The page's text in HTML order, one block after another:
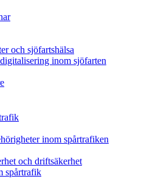
och sjöfartshälsa
inom sjöfarten
inom spårtrafiken
och driftsäkerhet
spårtrafik